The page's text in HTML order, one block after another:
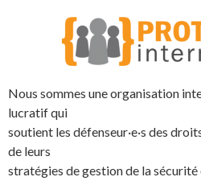
Nous sommes une organisation
lucratif qui
soutient les défenseur·e·s des
de leurs
stratégies de gestion de la